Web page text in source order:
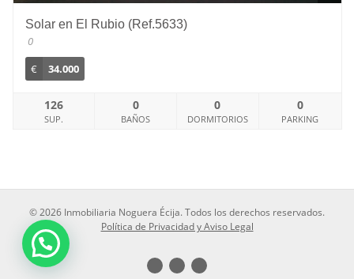
Solar en El Rubio (Ref.5633)
0
€
34.000
126
SUP.
0
BAÑOS
0
DORMITORIOS
0
PARKING
© 2026 Inmobiliaria Noguera Écija. Todos los derechos reservados.
Política de Privacidad y Aviso Legal